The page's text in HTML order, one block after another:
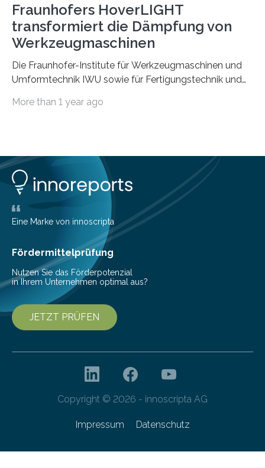
Fraunhofers HoverLIGHT
transformiert die Dämpfung von
Werkzeugmaschinen
Die Fraunhofer-Institute für Werkzeugmaschinen und
Umformtechnik IWU sowie für Fertigungstechnik und
Durchbruch in der Materialforschung erzielt: Der
partikelgefüllten Hohlkugeln erreicht HoverLIGHT einen
bisher unerreichten Eigenschaftsmix aus Leichtigkeit,
Steifigkeit und Schwingungsdämpfung. In einem
Gemeinschaftsprojekt mit einem Industriepartner
gelang nun erstmals der Nachweis, dass HoverLIGHT
bei Serienmaschinen Schwingungen um den Faktor 3
besser dämpft. Und das bei einer Gewichtseinsparung
von 20…
More than 1 year ago
Eine Marke von innoscripta
Fördermittelprüfung
Nutzen Sie das Förderpotenzial
in Ihrem Unternehmen optimal aus?
JETZT PRÜFEN
Copyright © 2026 - innoscripta AG
Impressum Datenschutz